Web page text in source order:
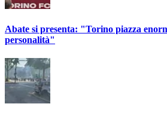
Abate si presenta: "Torino piazza
personalità"